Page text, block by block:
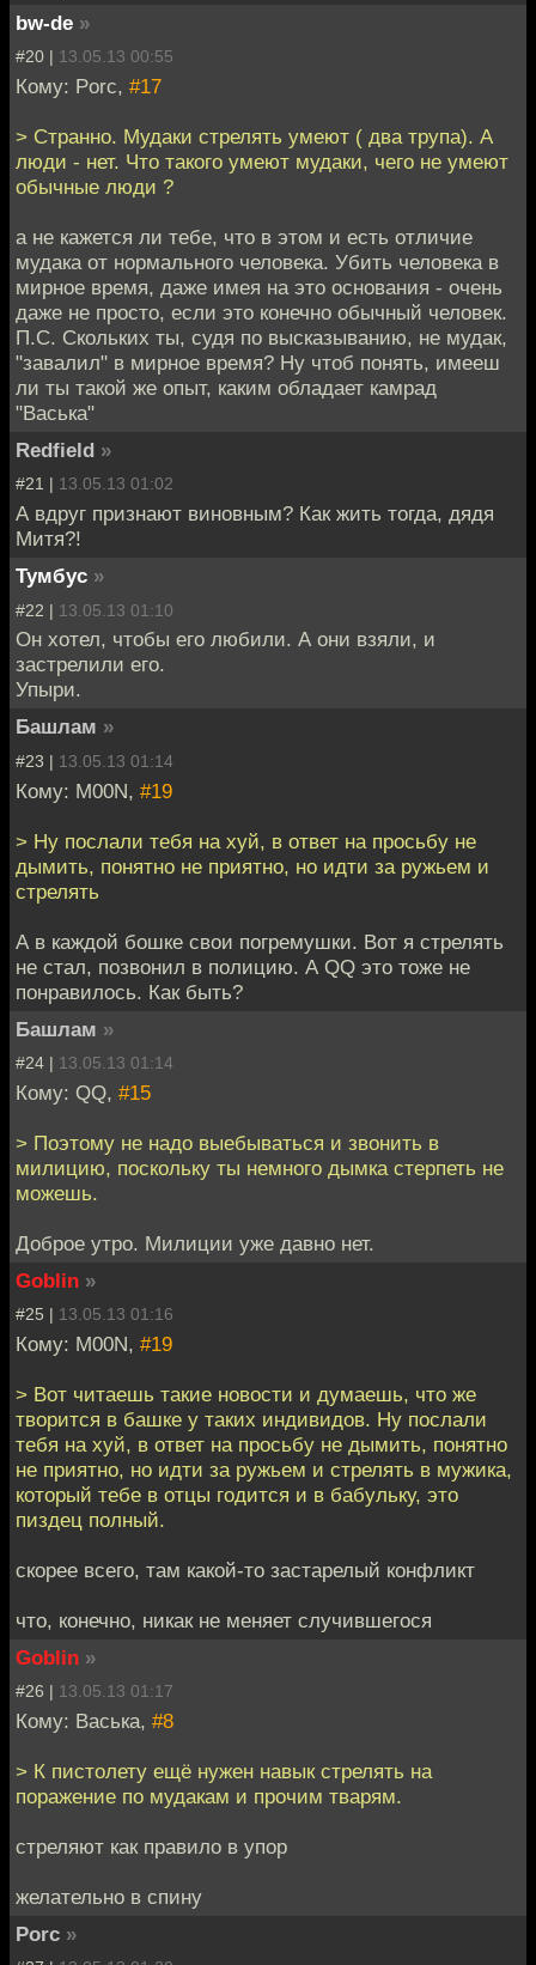
bw-de »
#20 | 13.05.13 00:55
Кому: Porc, #17
> Странно. Мудаки стрелять умеют ( два трупа). А
люди - нет. Что такого умеют мудаки, чего не умеют
обычные люди ?
а не кажется ли тебе, что в этом и есть отличие
мудака от нормального человека. Убить человека в
мирное время, даже имея на это основания - очень
даже не просто, если это конечно обычный человек.
П.С. Скольких ты, судя по высказыванию, не мудак,
"завалил" в мирное время? Ну чтоб понять, имееш
ли ты такой же опыт, каким обладает камрад
"Васька"
Redfield »
#21 | 13.05.13 01:02
А вдруг признают виновным? Как жить тогда, дядя
Митя?!
Тумбус »
#22 | 13.05.13 01:10
Он хотел, чтобы его любили. А они взяли, и
застрелили его.
Упыри.
Башлам »
#23 | 13.05.13 01:14
Кому: M00N, #19
> Ну послали тебя на хуй, в ответ на просьбу не
дымить, понятно не приятно, но идти за ружьем и
стрелять
А в каждой бошке свои погремушки. Вот я стрелять
не стал, позвонил в полицию. А QQ это тоже не
понравилось. Как быть?
Башлам »
#24 | 13.05.13 01:14
Кому: QQ, #15
> Поэтому не надо выебываться и звонить в
милицию, поскольку ты немного дымка стерпеть не
можешь.
Доброе утро. Милиции уже давно нет.
Goblin »
#25 | 13.05.13 01:16
Кому: M00N, #19
> Вот читаешь такие новости и думаешь, что же
творится в башке у таких индивидов. Ну послали
тебя на хуй, в ответ на просьбу не дымить, понятно
не приятно, но идти за ружьем и стрелять в мужика,
который тебе в отцы годится и в бабульку, это
пиздец полный.
скорее всего, там какой-то застарелый конфликт
что, конечно, никак не меняет случившегося
Goblin »
#26 | 13.05.13 01:17
Кому: Васька, #8
> К пистолету ещё нужен навык стрелять на
поражение по мудакам и прочим тварям.
стреляют как правило в упор
желательно в спину
Porc »